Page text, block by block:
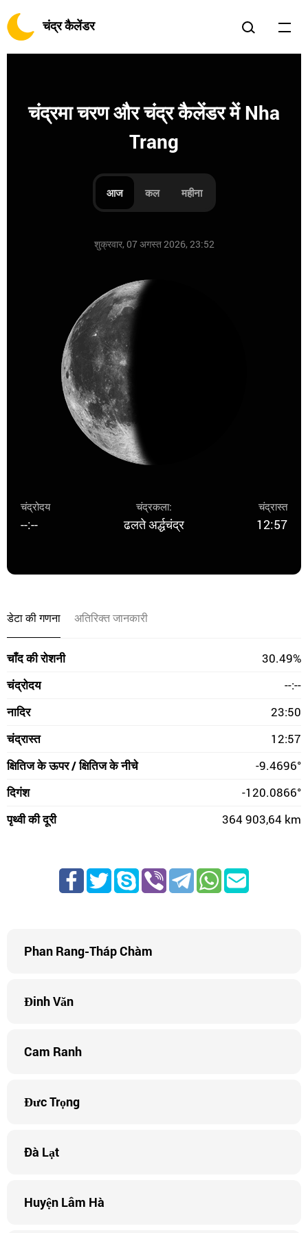
चंद्र कैलेंडर
चंद्रमा चरण और चंद्र कैलेंडर में Nha
Trang
आज कल महीना
शुक्रवार, 07 अगस्त 2026, 23:52
चंद्रोदय
--:--
चंद्रकला:
ढलते अर्द्धचंद्र
चंद्रास्त
12:57
डेटा की गणना अतिरिक्त जानकारी
चाँद की रोशनी
30.49%
चंद्रोदय
--:--
नादिर
23:50
चंद्रास्त
12:57
क्षितिज के ऊपर / क्षितिज के नीचे
-9.4696°
दिगंश
-120.0866°
पृथ्वी की दूरी
364 903,64 km
Phan Rang-Tháp Chàm
Đinh Văn
Cam Ranh
Đưc Trọng
Ðà Lạt
Huyện Lâm Hà